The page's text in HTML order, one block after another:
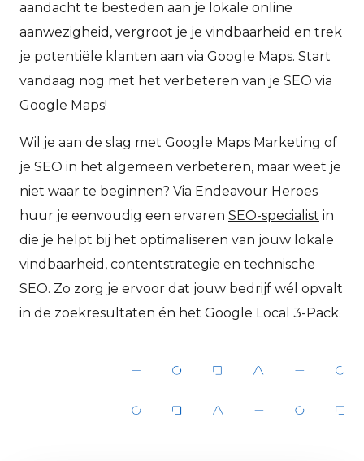
aandacht te besteden aan je lokale online
aanwezigheid, vergroot je je vindbaarheid en trek
je potentiële klanten aan via Google Maps. Start
vandaag nog met het verbeteren van je SEO via
Google Maps!
Wil je aan de slag met Google Maps Marketing of
je SEO in het algemeen verbeteren, maar weet je
niet waar te beginnen? Via Endeavour Heroes
huur je eenvoudig een ervaren SEO-specialist in
die je helpt bij het optimaliseren van jouw lokale
vindbaarheid, contentstrategie en technische
SEO. Zo zorg je ervoor dat jouw bedrijf wél opvalt
in de zoekresultaten én het Google Local 3-Pack.